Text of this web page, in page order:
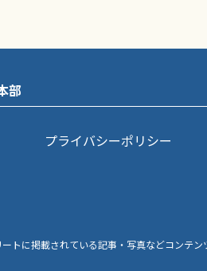
部
プライバシーポリシー
トに掲載されている記事・写真などコンテ